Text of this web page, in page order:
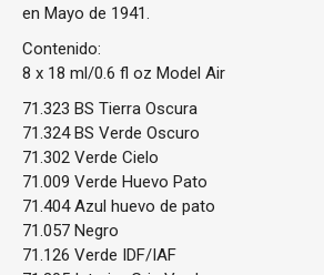
en Mayo de 1941.
Contenido:
8 x 18 ml/0.6 fl oz Model Air
71.323 BS Tierra Oscura
71.324 BS Verde Oscuro
71.302 Verde Cielo
71.009 Verde Huevo Pato
71.404 Azul huevo de pato
71.057 Negro
71.126 Verde IDF/IAF